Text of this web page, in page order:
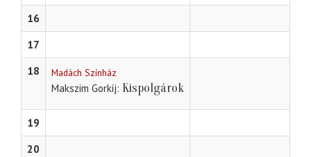
16
17
18
Madách Színház
Makszim Gorkij Kispolgárok
19
20